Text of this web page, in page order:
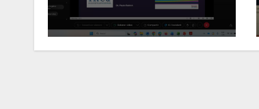
superior en conferencia
magistral con el Dr. Paulo